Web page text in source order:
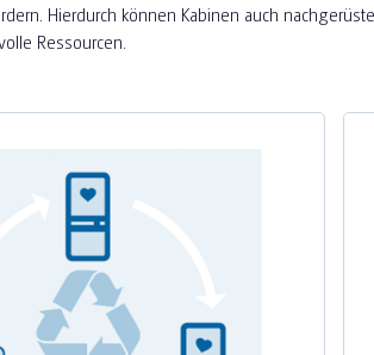
Hierdurch können Kabinen auch
Ressourcen.